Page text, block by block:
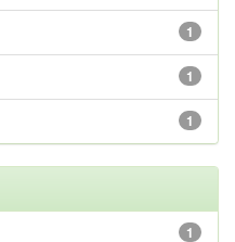
1
1
1
1